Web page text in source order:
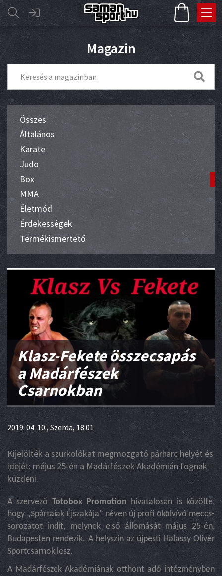
Magazin
Összes
Általános
Karate
Judo
Box
MMA
Életmód
Érdekességek
Termékismertető
Klasz-Fekete összecsapás
a Madárfészek
Csarnokban
2019. 04. 10., Szerda, 18:01
Kijelölték a szurkolókat megmozgató párharc helyét és
idejét: május 25-én a Madárfészek Akadémián fognak
küzdeni.
A szervező Totobox Promotion hivatalosan is közölte,
hogy „Spártaiak Éjszakája” néven új profi ökölvívó meccs-
sorozatot indít, melynek első állomását május 25-én,
Budapesten rendezik. A helyszín az újpesti Halassy Olivér
Sportcsarnok lesz.
A Madárfészek Akadémiának otthont adó intézményben